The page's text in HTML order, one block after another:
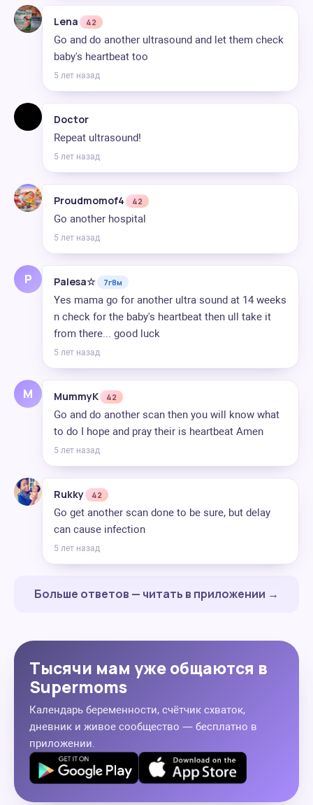
Lena 42
Go and do another ultrasound and let them check
baby's heartbeat too
5 лет назад
Doctor
Repeat ultrasound!
5 лет назад
Proudmomof4 42
Go another hospital
5 лет назад
P Palesa☆ 7г8м
Yes mama go for another ultra sound at 14 weeks
n check for the baby's heartbeat then ull take it
from there... good luck
5 лет назад
M MummyK 42
Go and do another scan then you will know what
to do I hope and pray their is heartbeat Amen
5 лет назад
Rukky 42
Go get another scan done to be sure, but delay
can cause infection
5 лет назад
Больше ответов — читать в приложении →
Тысячи мам уже общаются в
Supermoms
Календарь беременности, счётчик схваток,
дневник и живое сообщество — бесплатно в
приложении.